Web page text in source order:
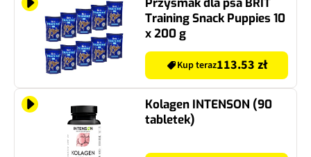
Training Snack Puppies 10
x 200 g
Kup teraz113.53 zł
Kolagen INTENSON (90
tabletek)